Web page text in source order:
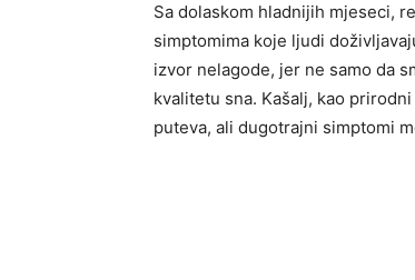
Sa dolaskom hladnijih mjeseci,
simptomima koje ljudi
izvor nelagode, jer ne samo da
kvalitetu sna. Kašalj, kao
puteva, ali dugotrajni simptomi